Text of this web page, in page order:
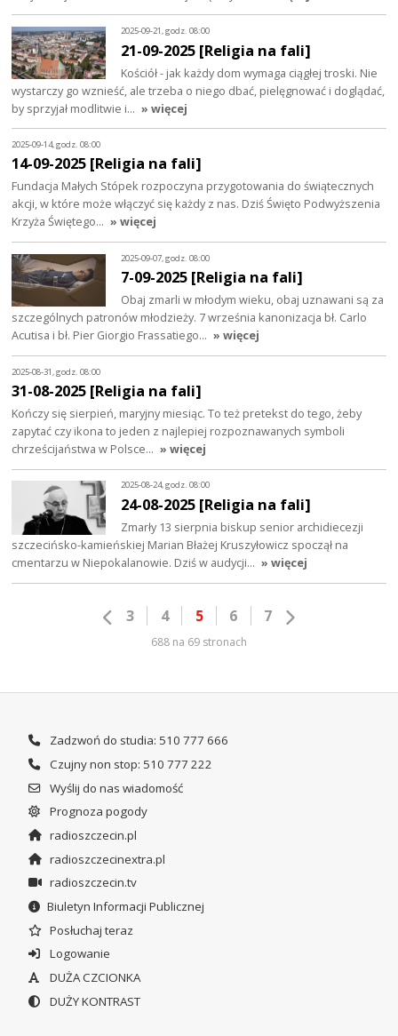
2025-09-21, godz. 08:00
21-09-2025 [Religia na fali]
Kościół - jak każdy dom wymaga ciągłej troski. Nie
wystarczy go wznieść, ale trzeba o niego dbać, pielęgnować i doglądać,
by sprzyjał modlitwie i… » więcej
2025-09-14, godz. 08:00
14-09-2025 [Religia na fali]
Fundacja Małych Stópek rozpoczyna przygotowania do świątecznych
akcji, w które może włączyć się każdy z nas. Dziś Święto Podwyższenia
Krzyża Świętego… » więcej
2025-09-07, godz. 08:00
7-09-2025 [Religia na fali]
Obaj zmarli w młodym wieku, obaj uznawani są za
szczególnych patronów młodzieży. 7 września kanonizacja bł. Carlo
Acutisa i bł. Pier Giorgio Frassatiego… » więcej
2025-08-31, godz. 08:00
31-08-2025 [Religia na fali]
Kończy się sierpień, maryjny miesiąc. To też pretekst do tego, żeby
zapytać czy ikona to jeden z najlepiej rozpoznawanych symboli
chrześcijaństwa w Polsce… » więcej
2025-08-24, godz. 08:00
24-08-2025 [Religia na fali]
Zmarły 13 sierpnia biskup senior archidiecezji
szczecińsko-kamieńskiej Marian Błażej Kruszyłowicz spoczął na
cmentarzu w Niepokalanowie. Dziś w audycji… » więcej
3 4 5 6 7
688 na 69 stronach
Zadzwoń do studia: 510 777 666
Czujny non stop: 510 777 222
Wyślij do nas wiadomość
Prognoza pogody
radioszczecin.pl
radioszczecinextra.pl
radioszczecin.tv
Biuletyn Informacji Publicznej
Posłuchaj teraz
Logowanie
DUŻA CZCIONKA
DUŻY KONTRAST